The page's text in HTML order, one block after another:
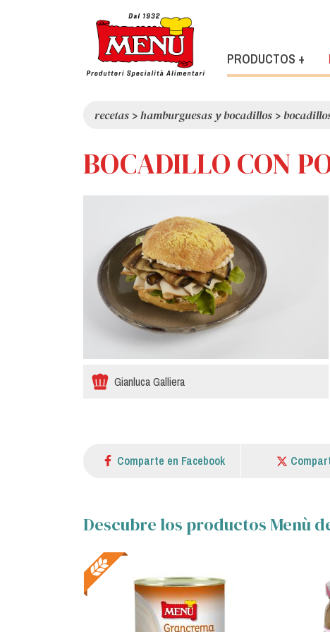
PRODUCTOS +
recetas >hamburguesas y bocadillos >
BOCADILLO CON
Gianluca Galliera
Comparte en Facebook
Descubre los productos Menù